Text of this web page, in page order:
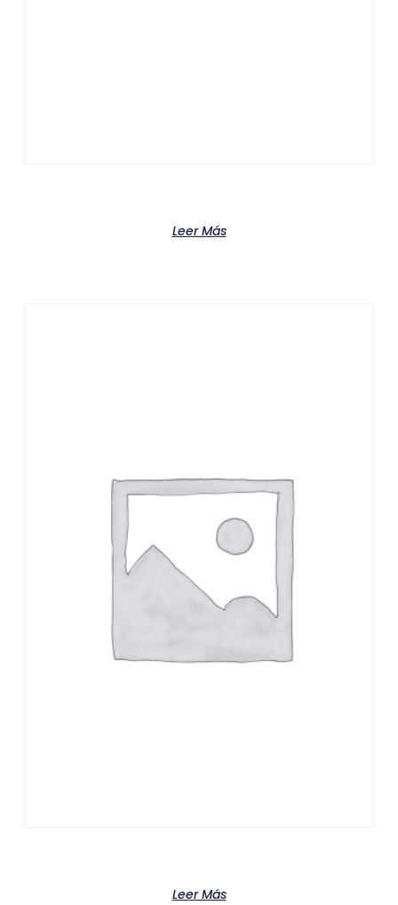
Leer Más
Leer Más